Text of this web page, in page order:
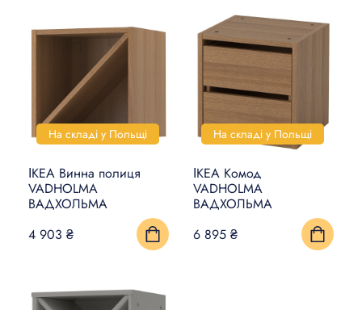
На складі у Польщі
ІКЕА Винна полиця
VADHOLMA
ВАДХОЛЬМА
4 903 ₴
На складі у Польщі
ІКЕА Комод
VADHOLMA
ВАДХОЛЬМА
6 895 ₴